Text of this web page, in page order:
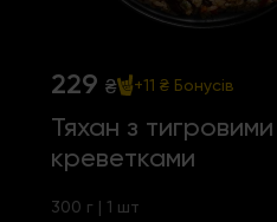
229₴ +11 ₴ Бонусів
Тяхан з тигровими
креветками
300 г | 1 шт